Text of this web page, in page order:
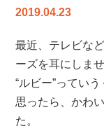
世
の
料
理
教
室-
は
2019.04.23
最近、テレビな
ーズを耳にしま
“ルビー”ってい
思ったら、かわ
た。